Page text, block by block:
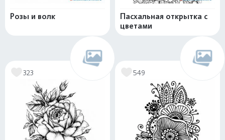
Розы и волк
Пасхальная открытка с
цветами
323 549